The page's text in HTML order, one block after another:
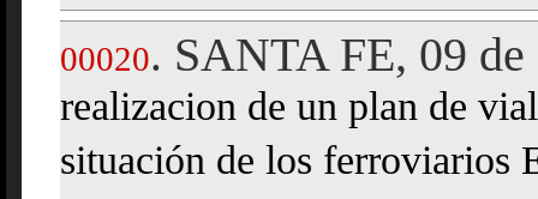
00020. SANTA FE, 09 de
realizacion de un plan de
situación de los ferroviarios